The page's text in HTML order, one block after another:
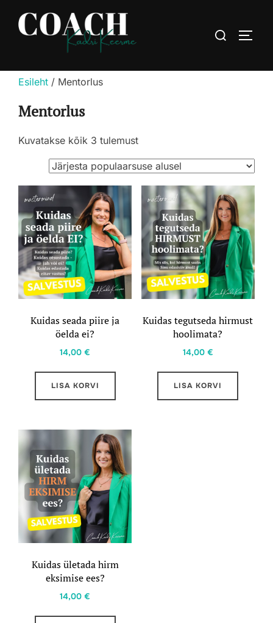
Search
Esileht / Mentorlus
Mentorlus
Kuvatakse kõik 3 tulemustSorteeritud
populaarsuse
järgi
Kuidas seada piire ja
öelda ei?
14,00€
LISA KORVI
Kuidas tegutseda hirmust
hoolimata?
14,00 €
LISA KORVI
Kuidas ületada hirm
eksimise ees?
14,00€